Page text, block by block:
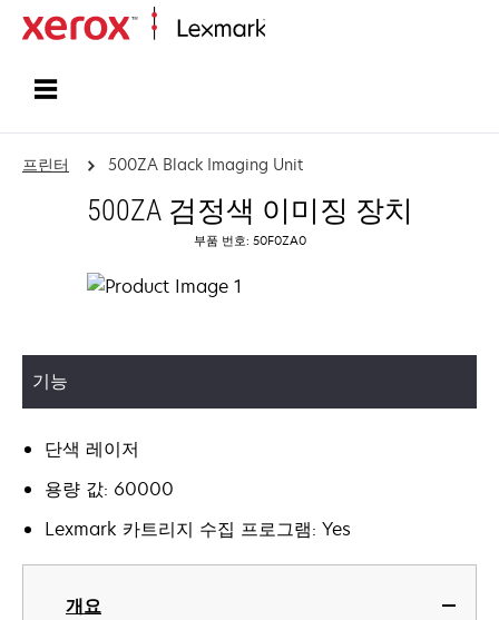
프린터 500ZA Black Imaging Unit
500ZA 검정색 이미징 장치
부품 번호: 50F0ZA0
기능
단색 레이저
용량 값: 60000
Lexmark 카트리지 수집 프로그램: Yes
개요